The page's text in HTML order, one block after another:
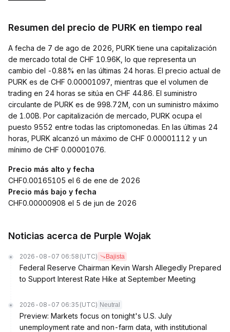
Resumen del precio de PURK en tiempo real
A fecha de 7 de ago de 2026, PURK tiene una capitalización
de mercado total de CHF 10.96K, lo que representa un
cambio del -0.88% en las últimas 24 horas. El precio actual de
PURK es de CHF 0.00001097, mientras que el volumen de
trading en 24 horas se sitúa en CHF 44.86. El suministro
circulante de PURK es de 998.72M, con un suministro máximo
de 1.00B. Por capitalización de mercado, PURK ocupa el
puesto 9552 entre todas las criptomonedas. En las últimas 24
horas, PURK alcanzó un máximo de CHF 0.00001112 y un
mínimo de CHF 0.00001076.
Precio más alto y fecha
CHF0.00165105 el 6 de ene de 2026
Precio más bajo y fecha
CHF0.00000908 el 5 de jun de 2026
Noticias acerca de Purple Wojak
2026-08-07 06:58 (UTC) Bajista
Federal Reserve Chairman Kevin Warsh Allegedly Prepared
to Support Interest Rate Hike at September Meeting
2026-08-07 06:35 (UTC) Neutral
Preview: Markets focus on tonight's U.S. July
unemployment rate and non-farm data, with institutional